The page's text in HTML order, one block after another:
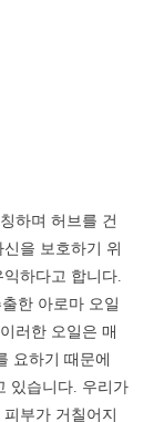
하며 허브를 건
을 보호하기 위
하다고 합니다.
한 아로마 오일
러한 오일은 매
요하기 때문에
있습니다. 우리가
부가 거칠어지